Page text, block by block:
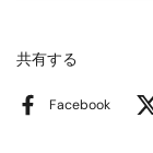
共有する
Facebook